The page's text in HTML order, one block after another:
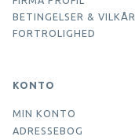
BETINGELSER & VILKÅR
FORTROLIGHED
KONTO
MIN KONTO
ADRESSEBOG